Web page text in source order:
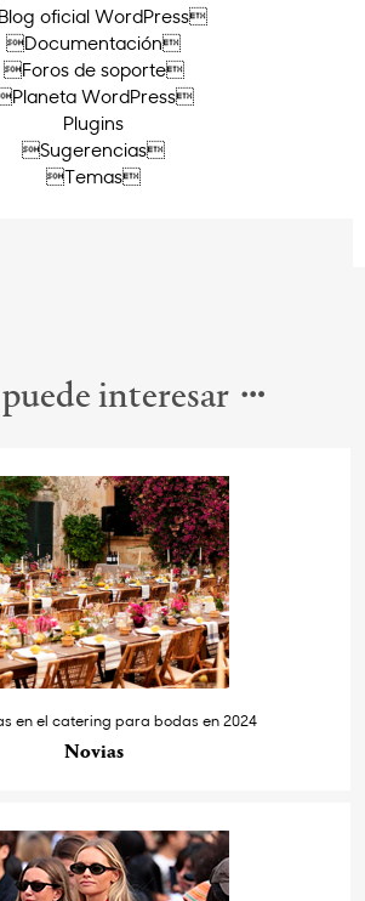
oficial WordPress
Documentación
Foros de soporte
WordPress
Plugins
Sugerencias
Temas
interesar
en el catering para bodas en 2024
Novias